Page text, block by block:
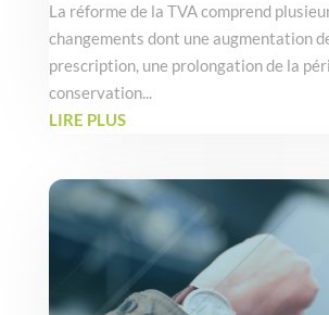
La réforme de la TVA comprend
changements dont une augmentation
prescription, une prolongation de la
conservation...
LIRE PLUS